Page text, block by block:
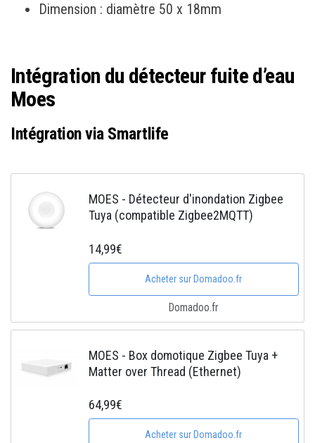
Dimension : diamètre 50 x 18mm
Intégration du détecteur fuite d’eau
Moes
Intégration via Smartlife
MOES - Détecteur d'inondation Zigbee
Tuya (compatible Zigbee2MQTT)
14,99€
Acheter sur Domadoo.fr
Domadoo.fr
MOES - Box domotique Zigbee Tuya +
Matter over Thread (Ethernet)
64,99€
Acheter sur Domadoo.fr